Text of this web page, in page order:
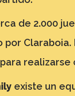
de 2.000
existe un